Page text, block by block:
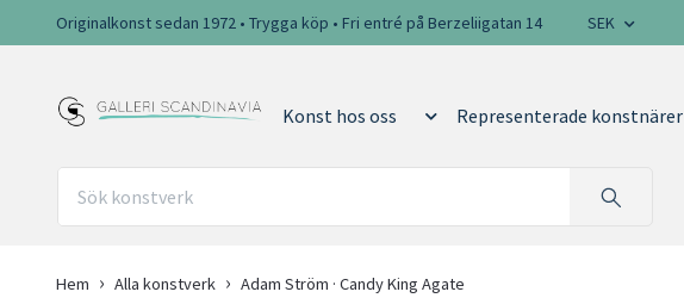
Originalkonst sedan 1972 • Trygga köp • Fri entré på Berzeliigatan 14 SEK
Konst hos oss Representerade konstnärer
Hem Alla konstverk Adam Ström · Candy King Agate